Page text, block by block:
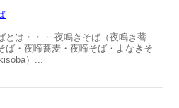
とは・・・ 夜鳴きそば（夜鳴き蕎
ば・夜啼蕎麦・夜啼そば・よなきそ
）...